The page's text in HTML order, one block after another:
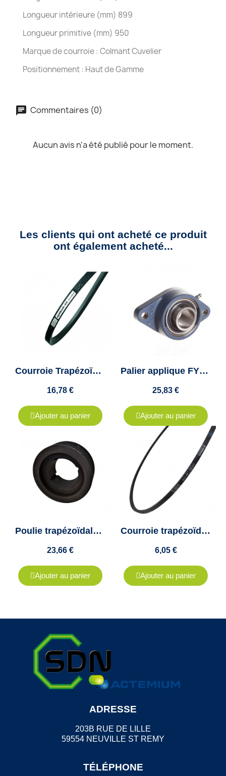
Longueur intérieure (mm) 899
Longueur primitive (mm) 950
Marque de courroie : Colmant Cuvelier
Positionnement : Haut de Gamme
Commentaires (0)
Aucun avis n'a été publié pour le moment.
Les clients qui ont acheté ce produit
ont également acheté...
Courroie Trapézoïdale SPA 1250 Optibelt SK - 12.7x10mm
16,78 €
Ajouter au panier
Palier applique FYTB20 FM SKF, 2 trous
25,83 €
Ajouter au panier
Poulie trapézoïdale A, SPA, XPA - 4 Gorges - Diamètre 95 - Moyeu amovible 1615
23,66 €
Ajouter au panier
Courroie trapézoïdale SPZ 587 - VECO 200 - Colmant Cuvelier
6,05 €
Ajouter au panier
ADRESSE
203B RUE DE LILLE
59554 NEUVILLE ST REMY
TÉLÉPHONE